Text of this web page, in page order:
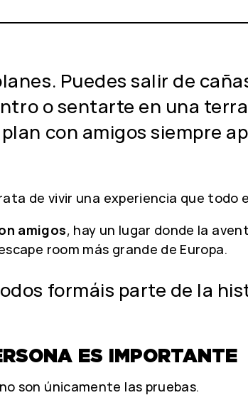
Puedes salir de
o sentarte en una
con amigos siempre
de vivir una experiencia que todo
amigos, hay un lugar donde la
room más grande de Europa.
formáis parte de la
ES IMPORTANTE
son únicamente las pruebas.